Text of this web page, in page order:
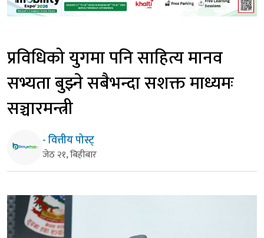
प्रविधिको युगमा पनि साहित्य मानव
सभ्यता बुझ्ने सबैभन्दा सशक्त माध्यमः
सञ्चारमन्त्री
- वित्तीय पोस्ट्
जेठ २१, बिहीबार